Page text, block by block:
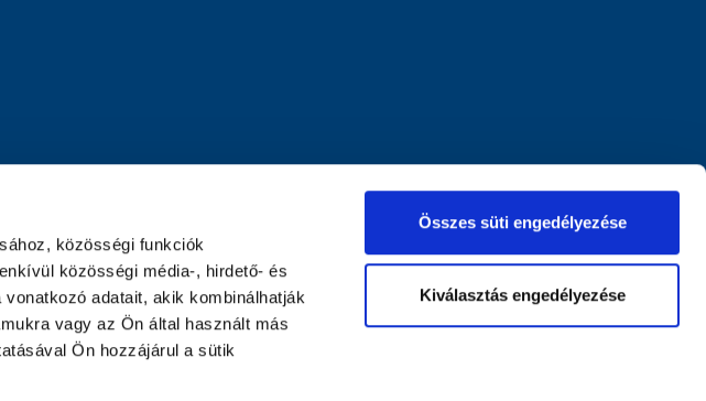
közösségi funkciók
közösségi média-, hirdető- és
adatait, akik kombinálhatják
vagy az Ön által használt más
Ön hozzájárul a sütik
Összes süti engedélyezése
Kiválasztás engedélyezése